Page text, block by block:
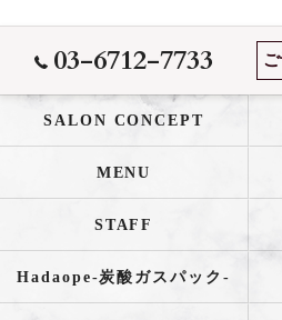
03-6712-7733
SALON CONCEPT
MENU
STAFF
Hadaope-炭酸ガスパック-